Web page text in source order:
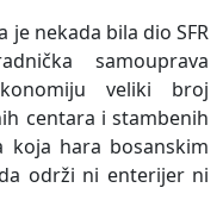
je nekada bila dio SFR
samouprava
veliki broj
centara i stambenih
koja hara bosanskim
održi ni enterijer ni